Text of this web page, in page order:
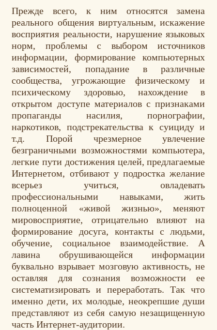
Прежде всего, к ним относятся замена
реального общения виртуальным, искажение
восприятия реальности, нарушение языковых
норм, проблемы с выбором источников
информации, формирование компьютерных
зависимостей, попадание в различные
сообщества, угрожающие физическому и
психическому здоровью, нахождение в
открытом доступе материалов с признаками
пропаганды насилия, порнографии,
наркотиков, подстрекательства к суициду и
т.д. Порой чрезмерное увлечение
безграничными возможностями компьютера,
легкие пути достижения целей, предлагаемые
Интернетом, отбивают у подростка желание
всерьез учиться, овладевать
профессиональными навыками, жить
полноценной «живой жизнью», меняют
мировосприятие, отрицательно влияют на
формирование досуга, контакты с людьми,
обучение, социальное взаимодействие. А
лавина обрушивающейся информации
буквально взрывает мозговую активность, не
оставляя для сознания возможности ее
систематизировать и переработать. Так что
именно дети, их молодые, неокрепшие души
представляют из себя самую незащищенную
часть Интернет-аудитории.